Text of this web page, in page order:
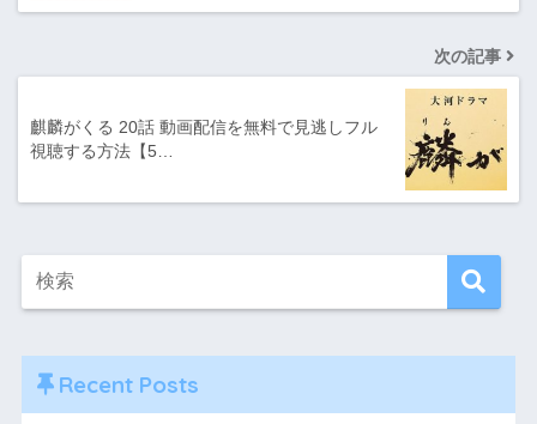
次の記事
麒麟がくる 20話 動画配信を無料で見逃しフル
視聴する方法【5…
Recent Posts